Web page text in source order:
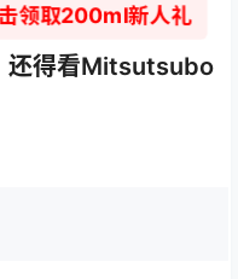
领取200ml新人礼
还得看Mitsutsubo